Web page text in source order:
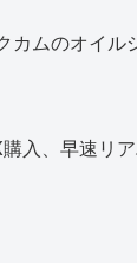
カムのオイ
入、早速リ